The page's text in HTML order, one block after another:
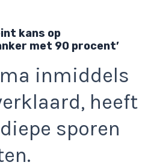
kans op
met 90 procent’
inmiddels
heeft
sporen